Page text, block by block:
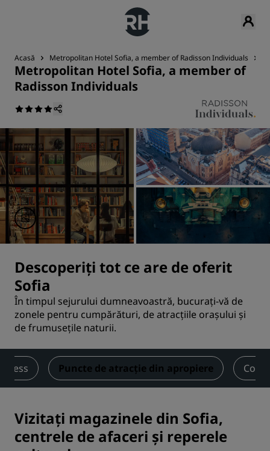
Acasă Metropolitan Hotel Sofia, a member of Radisson Individuals
Metropolitan Hotel Sofia, a member of
Radisson Individuals
Descoperiți tot ce are de oferit
Sofia
În timpul sejurului dumneavoastră, bucurați-vă de
zonele pentru cumpărături, de atracțiile orașului și
de frumusețile naturii.
Puncte de atracție din apropiere
Vizitați magazinele din Sofia,
centrele de afaceri și reperele